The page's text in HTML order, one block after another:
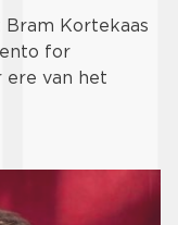
Bram Kortekaas
for
ere van het